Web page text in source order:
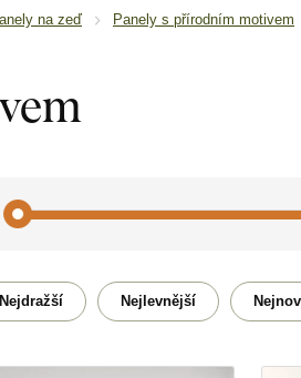
na zeď Panely s přírodním motivem
Krajina
Nejdražší Nejlevnější